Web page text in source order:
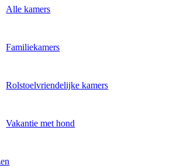
Alle kamers
Familiekamers
Rolstoelvriendelijke kamers
Vakantie met hond